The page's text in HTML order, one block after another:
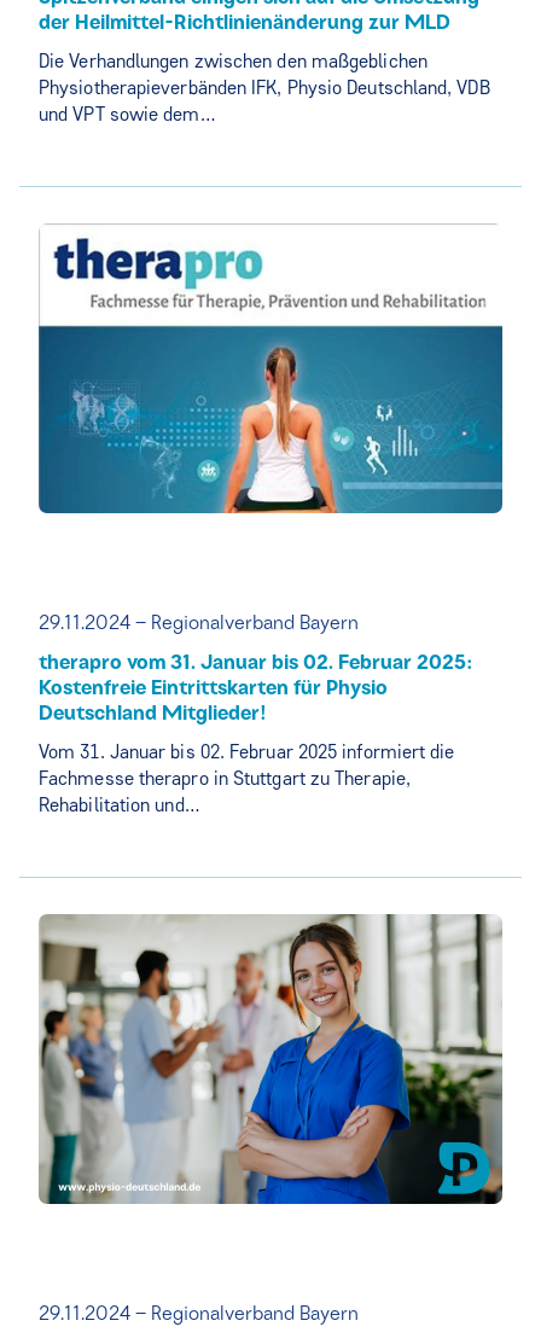
der Heilmittel-Richtlinienänderung zur MLD
Die Verhandlungen zwischen den maßgeblichen
Physiotherapieverbänden IFK, Physio Deutschland, VDB
und VPT sowie dem…
29.11.2024 – Regionalverband Bayern
therapro vom 31. Januar bis 02. Februar 2025:
Kostenfreie Eintrittskarten für Physio
Deutschland Mitglieder!
Vom 31. Januar bis 02. Februar 2025 informiert die
Fachmesse therapro in Stuttgart zu Therapie,
Rehabilitation und…
29.11.2024 – Regionalverband Bayern